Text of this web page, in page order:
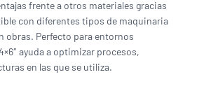
frente a otros materiales gracias
con diferentes tipos de maquinaria
obras. Perfecto para entornos
ayuda a optimizar procesos,
en las que se utiliza.